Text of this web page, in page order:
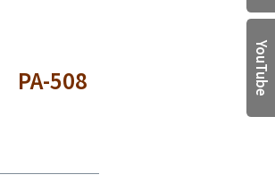
PA-508 YouTube